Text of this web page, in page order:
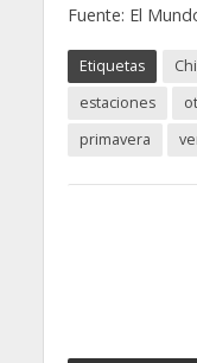
Fuente: El
Etiquetas
estaciones
primavera